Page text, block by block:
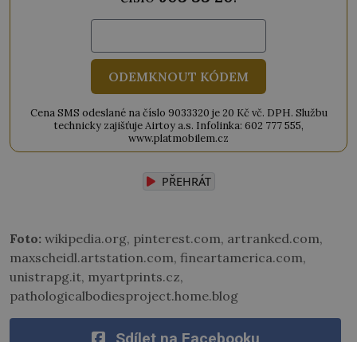
ODEMKNOUT KÓDEM
Cena SMS odeslané na číslo 9033320 je 20 Kč vč. DPH. Službu
technicky zajišťuje Airtoy a.s. Infolinka: 602 777 555,
www.platmobilem.cz
PŘEHRÁT
Foto: wikipedia.org, pinterest.com, artranked.com,
maxscheidl.artstation.com, fineartamerica.com,
unistrapg.it, myartprints.cz,
pathologicalbodiesproject.home.blog